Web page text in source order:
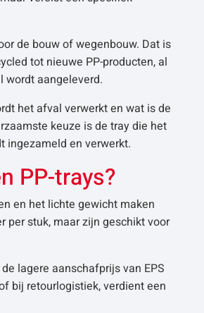
de bouw of wegenbouw. Dat is
tot nieuwe PP-producten, al
wordt aangeleverd.
het afval verwerkt en wat is de
keuze is de tray die het
ingezameld en verwerkt.
PP-trays?
en het lichte gewicht maken
per stuk, maar zijn geschikt voor
lagere aanschafprijs van EPS
bij retourlogistiek, verdient een